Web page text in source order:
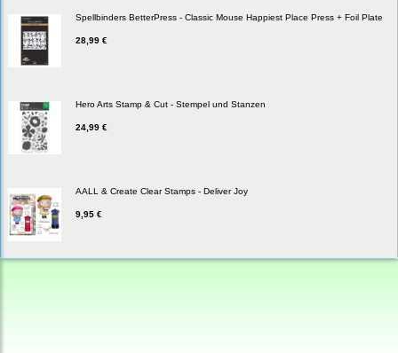
Spellbinders BetterPress - Classic Mouse Happiest Place Press + Foil Plate
28,99 €
Hero Arts Stamp & Cut - Stempel und Stanzen
24,99 €
AALL & Create Clear Stamps - Deliver Joy
9,95 €